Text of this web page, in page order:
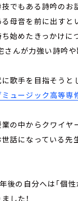
でもある詩吟のお
母音を前に出すと
始めたきっかけに
んが力強い詩吟
歌手を目指そう
ュージック高等専
の中からクワイヤ
話になっている先
後の自分へは「個
した！